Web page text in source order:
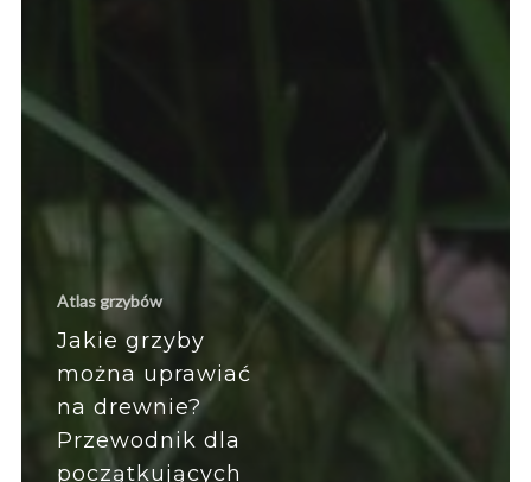
Atlas grzybów
Jakie grzyby
można uprawiać
na drewnie?
Przewodnik dla
początkujących